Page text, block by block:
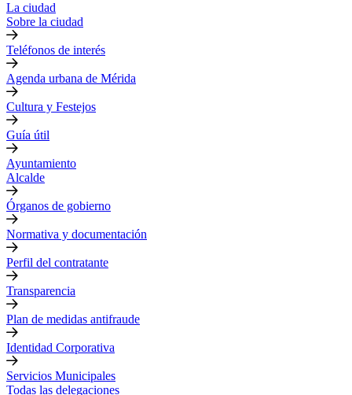
La ciudad
Sobre la ciudad
Teléfonos de interés
Agenda urbana de Mérida
Cultura y Festejos
Guía útil
Ayuntamiento
Alcalde
Órganos de gobierno
Normativa y documentación
Perfil del contratante
Transparencia
Plan de medidas antifraude
Identidad Corporativa
Servicios Municipales
Todas las delegaciones